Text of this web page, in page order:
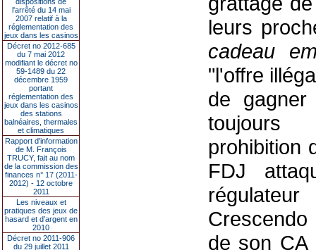
l'arrêté du 14 mai
2007 relatif à la
réglementation des
jeux dans les casinos
Décret no 2012-685
du 7 mai 2012
modifiant le décret no
59-1489 du 22
décembre 1959
portant
réglementation des
jeux dans les casinos
des stations
balnéaires, thermales
et climatiques
Rapport d'information
de M. François
TRUCY, fait au nom
de la commission des
finances n° 17 (2011-
2012) - 12 octobre
2011
Les niveaux et
pratiques des jeux de
hasard et d’argent en
2010
Décret no 2011-906
du 29 juillet 2011
leurs
cadeau
"l'offre
de
toujours
prohibition
FDJ
de son CA